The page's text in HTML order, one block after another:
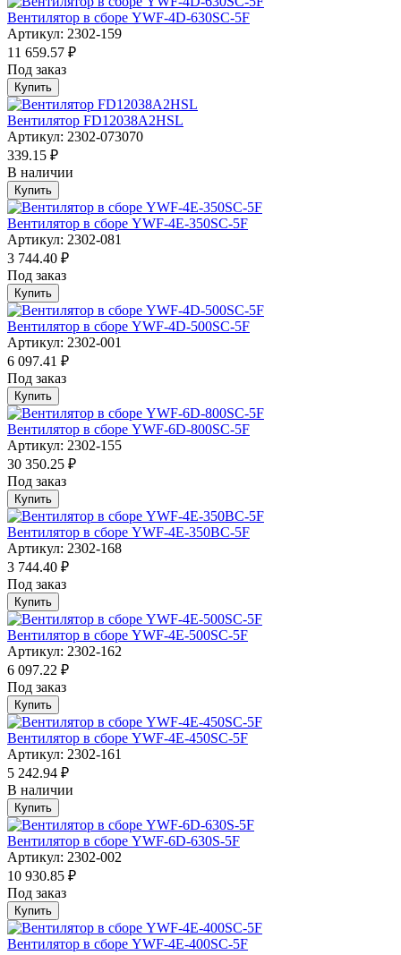
Вентилятор в сборе YWF-4D-630SC-5F
Артикул: 2302-159
11 659.57 ₽
Под заказ
Купить
Вентилятор FD12038A2HSL
Артикул: 2302-073070
339.15 ₽
В наличии
Купить
Вентилятор в сборе YWF-4E-350SC-5F
Артикул: 2302-081
3 744.40 ₽
Под заказ
Купить
Вентилятор в сборе YWF-4D-500SC-5F
Артикул: 2302-001
6 097.41 ₽
Под заказ
Купить
Вентилятор в сборе YWF-6D-800SC-5F
Артикул: 2302-155
30 350.25 ₽
Под заказ
Купить
Вентилятор в сборе YWF-4E-350BC-5F
Артикул: 2302-168
3 744.40 ₽
Под заказ
Купить
Вентилятор в сборе YWF-4E-500SC-5F
Артикул: 2302-162
6 097.22 ₽
Под заказ
Купить
Вентилятор в сборе YWF-4E-450SC-5F
Артикул: 2302-161
5 242.94 ₽
В наличии
Купить
Вентилятор в сборе YWF-6D-630S-5F
Артикул: 2302-002
10 930.85 ₽
Под заказ
Купить
Вентилятор в сборе YWF-4E-400SC-5F